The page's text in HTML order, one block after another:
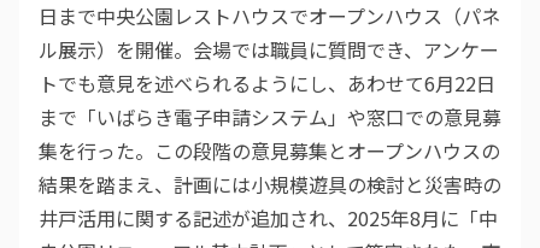
日まで中央公園レストハウスでオープンハウス（パネ
ル展示）を開催。会場では職員に質問でき、アンケー
トでも意見を述べられるようにし、あわせて6月22日
まで「いばらき電子申請システム」や窓口での意見募
集を行った。この段階の意見募集とオープンハウスの
結果を踏まえ、計画には小規模遊具の検討と災害時の
井戸活用に関する記述が追加され、2025年8月に「中